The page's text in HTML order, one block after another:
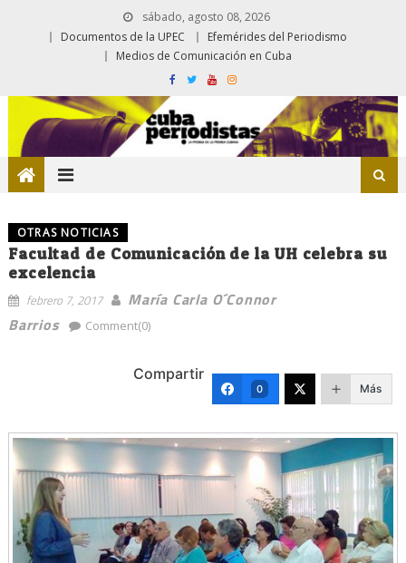
sábado, agosto 08, 2026
Documentos de la UPEC
Efemérides del Periodismo
Medios de Comunicación en Cuba
OTRAS NOTICIAS
Facultad de Comunicación de la UH celebra su
excelencia
febrero 7, 2017
María Carla O´Connor
Barrios
Comment(0)
Compartir
0 Más